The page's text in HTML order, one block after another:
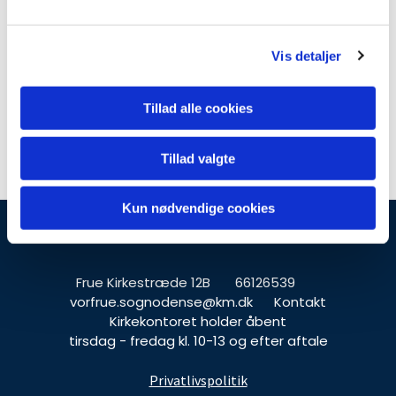
Vis detaljer
Tillad alle cookies
Tillad valgte
Kun nødvendige cookies
h. Aktivitetsudvalget/børne- og
j. Medarbejderrepræsentanten
l. Musikudvalget
m. Diakoniudvlaget
12. Eventuelt.
13. Spørgetid til menighedsrådet.
Vor Frue Kirke, Odense
Frue Kirkestræde 12B 66126539
vorfrue.sognodense@km.dk Kontakt
Kirkekontoret holder åbent
tirsdag - fredag kl. 10-13 og efter aftale
Privatlivspolitik